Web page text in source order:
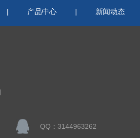
| 产品中心 | 新闻动态
QQ：3144963262